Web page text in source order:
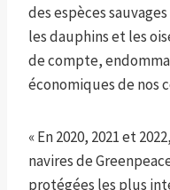
des espèces
les dauphins et les
de compte,
économiques de nos
« En 2020, 2021 et
navires de
protégées les plus